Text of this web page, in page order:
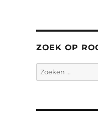
ZOEK OP
Zoeken
naar: